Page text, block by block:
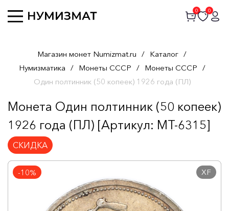
0 0
Магазин монет Numizmat.ru / Каталог /
Нумизматика / Монеты СССР / Монеты СССР /
Один полтинник (50 копеек) 1926 года (ПЛ)
Монета Один полтинник (50 копеек)
1926 года (ПЛ) [Артикул: MT-6315]
СКИДКА
-10% XF